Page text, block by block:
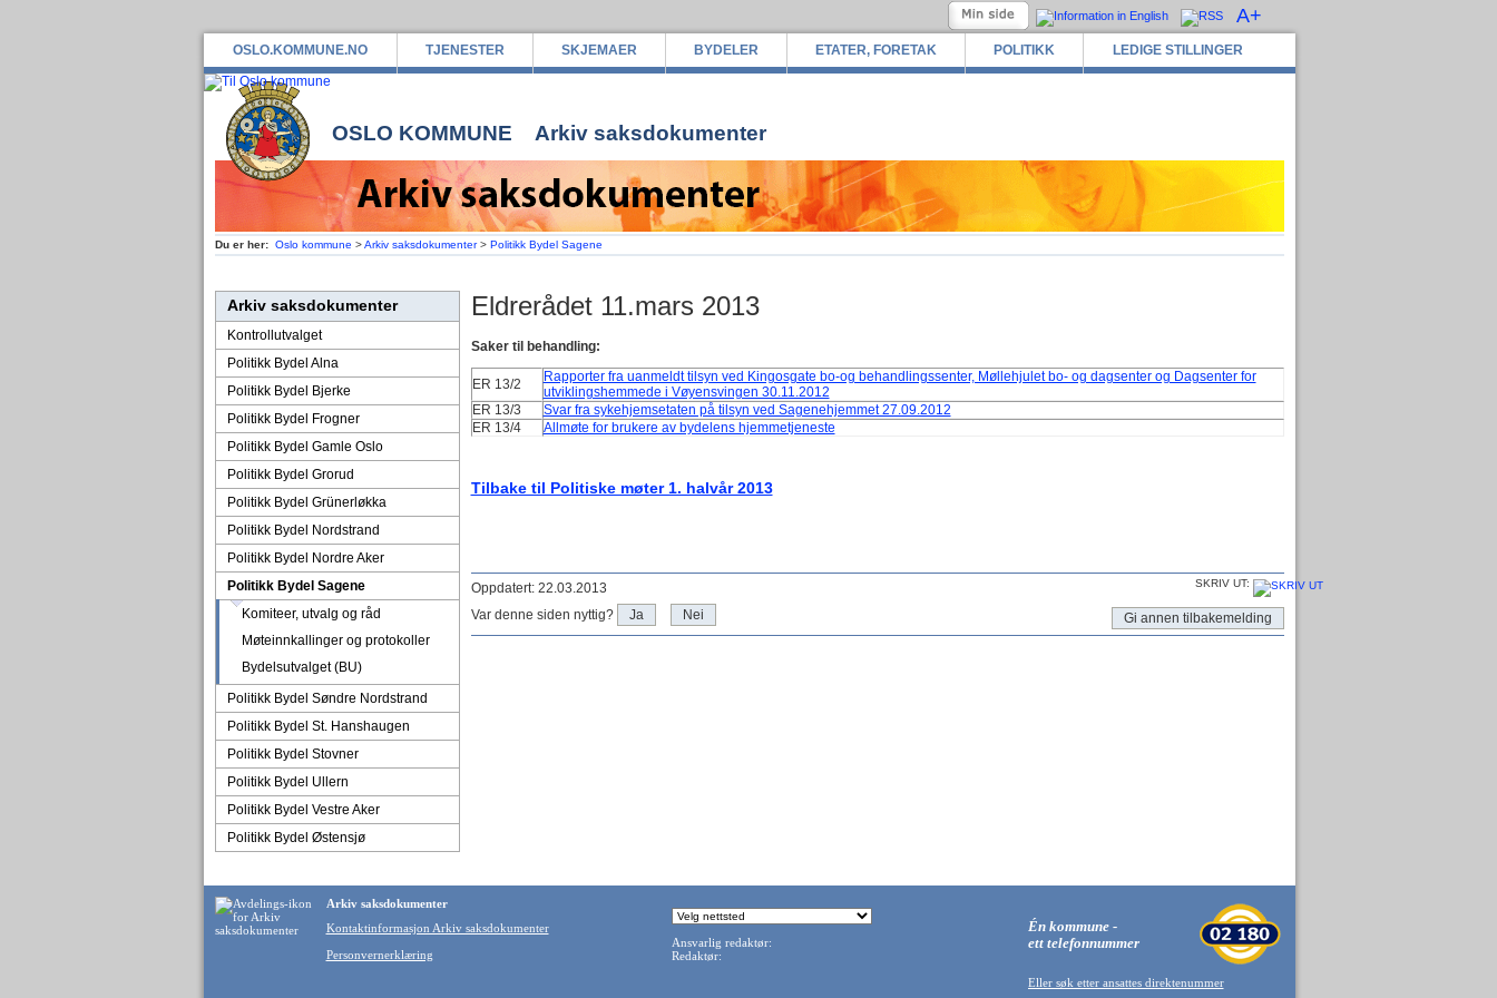
OSLO.KOMMUNE.NO TJENESTER SKJEMAER BYDELER ETATER, FORETAK POLITIKK LEDIGE STILLINGER
A+
OSLO KOMMUNE Arkiv saksdokumenter
Du er her: Oslo kommune >Arkiv saksdokumenter> Politikk Bydel Sagene
Arkiv saksdokumenter
Kontrollutvalget
Politikk Bydel Alna
Politikk Bydel Bjerke
Politikk Bydel Frogner
Politikk Bydel Gamle Oslo
Politikk Bydel Grorud
Politikk Bydel Grünerløkka
Politikk Bydel Nordstrand
Politikk Bydel Nordre Aker
Politikk Bydel Sagene
Komiteer, utvalg og råd
Møteinnkallinger og protokoller
Bydelsutvalget (BU)
Politikk Bydel Søndre Nordstrand
Politikk Bydel St. Hanshaugen
Politikk Bydel Stovner
Politikk Bydel Ullern
Politikk Bydel Vestre Aker
Politikk Bydel Østensjø
Eldrerådet 11.mars 2013
Saker til behandling:
ER 13/2
Rapporter fra uanmeldt tilsyn ved Kingosgate bo-og behandlingssenter, Møllehjulet bo- og dagsenter og Dagsenter for
utviklingshemmede i Vøyensvingen 30.11.2012
ER 13/3
Svar fra sykehjemsetaten på tilsyn ved Sagenehjemmet 27.09.2012
ER 13/4
Allmøte for brukere av bydelens hjemmetjeneste
Tilbake til Politiske møter 1. halvår 2013
Oppdatert: 22.03.2013 SKRIV UT:
Var denne siden nyttig? Ja Nei Gi annen tilbakemelding
Arkiv saksdokumenter
Kontaktinformasjon Arkiv saksdokumenter
Personvernerklæring
Ansvarlig redaktør:
Redaktør:
Én kommune -
ett telefonnummer
Eller søk etter ansattes direktenummer